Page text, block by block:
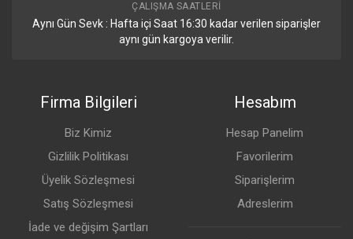
Sertifikalar ve Onaylar
IP Koruma Sınıfı
Kutu İçeriği
48 V 0.95 A Güç Adaptörü
ÇALIŞMA SAATLERI
Aynı Gün Sevk : Hafta içi Saat 16:30 kadar verilen siparişler
aynı gün kargoya verilir.
Firma Bilgileri
Biz Kimiz
Gizlilik Politikası
Üyelik Sözleşmesi
Satış Sözleşmesi
İade ve değişim Şartları
Hesabım
Hesap Panelim
Favorilerim
Siparişlerim
Adreslerim